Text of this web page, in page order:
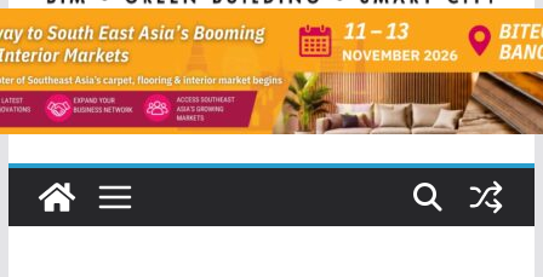
IHG Hotels & Resorts เปิดตัว ฮอลิเดย์ อินน์ เอ็กซ์เพรส
อ่าวนางแห่งแรกในกระบี่